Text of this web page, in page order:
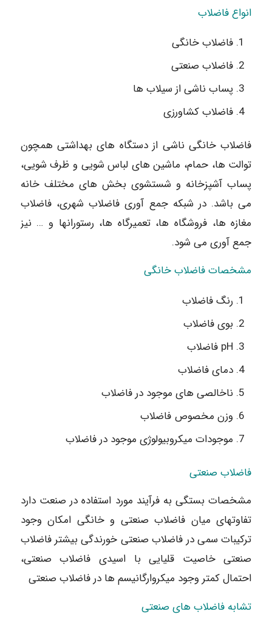
انواع فاضلاب
فاضلاب خانگی
فاضلاب صنعتی
پساب ناشی از سیلاب ها
فاضلاب کشاورزی
فاضلاب خانگی ناشی از دستگاه های بهداشتی همچون
توالت ها، حمام، ماشین های لباس شویی و ظرف شویی،
پساب آشپزخانه و شستشوی بخش های مختلف خانه
می باشد. در شبکه جمع آوری فاضلاب شهری، فاضلاب
مغازه ها، فروشگاه ها، تعمیرگاه ها، رستورانها و … نیز
جمع آوری می شود.
مشخصات فاضلاب خانگی
رنگ فاضلاب
بوی فاضلاب
pH فاضلاب
دمای فاضلاب
ناخالصی های موجود در فاضلاب
وزن مخصوص فاضلاب
موجودات میکروبیولوژی موجود در فاضلاب
فاضلاب صنعتی
مشخصات بستگی به فرآیند مورد استفاده در صنعت دارد
تفاوتهای میان فاضلاب صنعتی و خانگی امکان وجود
ترکیبات سمی در فاضلاب صنعتی خورندگی بیشتر فاضلاب
صنعتی خاصیت قلیایی با اسیدی فاضلاب صنعتی،
احتمال کمتر وجود میکروارگانیسم ها در فاضلاب صنعتی
تشابه فاضلاب های صنعتی